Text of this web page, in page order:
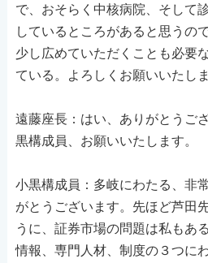
で、おそらく中核病院、そして
しているところがあると思うの
少し広めていただくことも必要
ている。よろしくお願いいたしま
遠藤座長：はい、ありがとうご
黒構成員、お願いいたします。
小黒構成員：多岐にわたる、非
がとうございます。先ほど芦田
うに、証券市場の問題は私もあ
情報、専門人材、制度の３つに